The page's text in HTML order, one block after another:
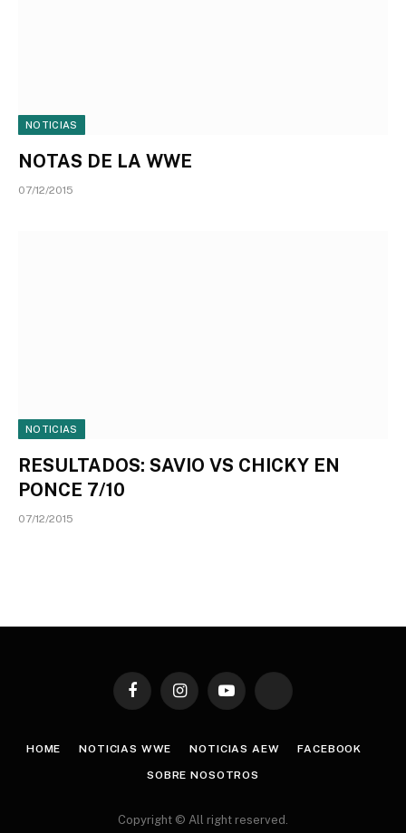
NOTICIAS
NOTAS DE LA WWE
07/12/2015
NOTICIAS
RESULTADOS: SAVIO VS CHICKY EN
PONCE 7/10
07/12/2015
FacebookInstagramYouTube TikTok
HOME NOTICIAS WWE NOTICIAS AEW FACEBOOK
SOBRE NOSOTROS
Copyright © All right reserved.